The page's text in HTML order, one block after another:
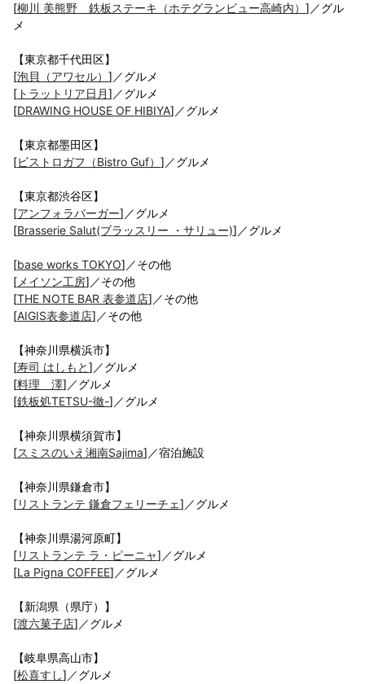
[柳川 美熊野 鉄板ステーキ（ホテグランビュー高崎内） ]／グル
メ
【東京都千代田区】
[泡貝（アワセル） ]／グルメ
[ トラットリア日月]／グルメ
[DRAWING HOUSE OF HIBIYA]／グルメ
【東京都墨田区】
[ビストロガフ（Bistro Guf） ]／グルメ
【東京都渋谷区】
[アンフォラバーガー]／グルメ
[Brasserie Salut(ブラッスリー ・サリュー)]／グルメ
[base works TOKYO]／その他
[ メイソン工房]／その他
[THE NOTE BAR 表参道店]／その他
[AIGIS表参道店]／その他
【神奈川県横浜市】
[寿司 はしもと]／グルメ
[料理 澤]／グルメ
[鉄板処TETSU-徹-]／グルメ
【神奈川県横須賀市】
[スミスのいえ湘南Sajima]／宿泊施設
【神奈川県鎌倉市】
[リストランテ 鎌倉フェリーチェ]／グルメ
【神奈川県湯河原町】
[リストランテ ラ・ピーニャ]／グルメ
[La Pigna COFFEE]／グルメ
【新潟県（県庁）】
[渡六菓子店]／グルメ
【岐阜県高山市】
[松喜すし]／グルメ